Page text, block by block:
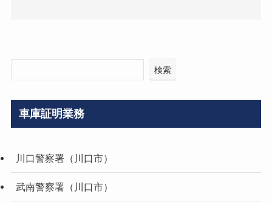
検索
車庫証明業務
川口警察署（川口市）
武南警察署（川口市）